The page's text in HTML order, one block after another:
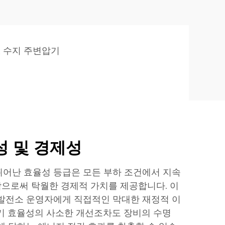
수지 주변압기
및 경제성
난 효율성 등급은 모든 부하 조건에서 지속
로써 탁월한 경제적 가치를 제공합니다. 이
전소 운영자에게 직접적인 막대한 재정적 이
효율성의 사소한 개선조차도 장비의 수명